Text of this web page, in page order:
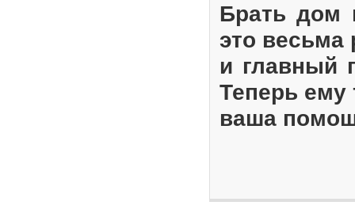
Брать дом
это весьма
и главный
Теперь ему
ваша